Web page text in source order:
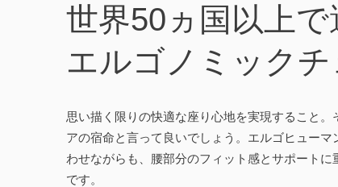
世界50ヵ国以上で
エルゴノミックチ
思い描く限りの快適な座り心地を実現すること
アの宿命と言って良いでしょう。エルゴヒュー
わせながらも、腰部分のフィット感とサポート
です。